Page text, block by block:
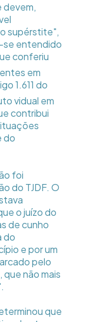
devem,
supérstite",
se entendido
conferiu
em
1.611 do
vidual em
contribui
do
foi
do TJDF. O
o juízo do
de cunho
do
e por um
pelo
que não mais
que